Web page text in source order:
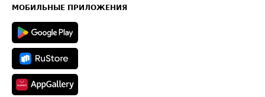
Техническая информация
МОБИЛЬНЫЕ ПРИЛОЖЕНИЯ